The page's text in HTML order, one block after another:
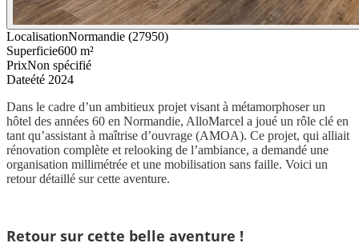
LocalisationNormandie (27950)
Superficie600 m²
PrixNon spécifié
Dateété 2024
Dans le cadre d’un ambitieux projet visant à métamorphoser un
hôtel des années 60 en Normandie, AlloMarcel a joué un rôle clé en
tant qu’assistant à maîtrise d’ouvrage (AMOA). Ce projet, qui alliait
rénovation complète et relooking de l’ambiance, a demandé une
organisation millimétrée et une mobilisation sans faille. Voici un
retour détaillé sur cette aventure.
Retour sur cette belle aventure !